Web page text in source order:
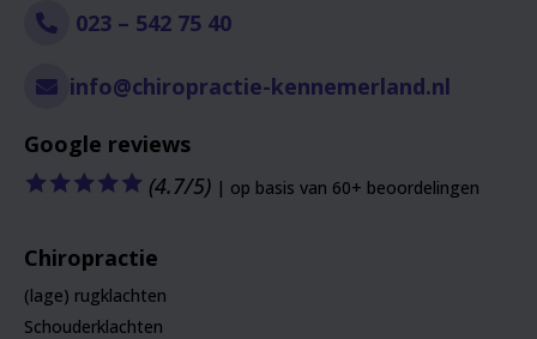
023 – 542 75 40
info@chiropractie-kennemerland.nl
Google reviews
🟊🟊🟊🟊🟊 (4.7/5) | op basis van 60+ beoordelingen
Chiropractie
(lage) rugklachten
Schouderklachten